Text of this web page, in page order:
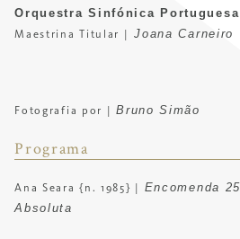
Orquestra Sinfónica Portuguesa
Maestrina Titular | Joana Carneiro
Fotografia por |Bruno Simão
Programa
Ana Seara {n. 1985} | Encomenda
Absoluta